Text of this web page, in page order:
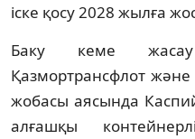
іске қосу 2028 жылға
Баку кеме
Қазмортрансфлот және
жобасы аясында Каспий
алғашқы